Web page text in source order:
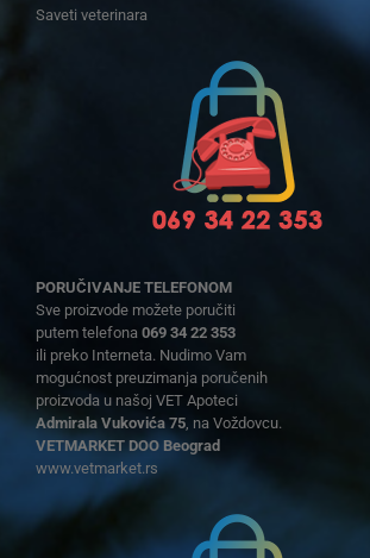
Saveti veterinara
PORUČIVANJE TELEFONOM
Sve proizvode možete poručiti
putem telefona 069 34 22 353
ili preko Interneta. Nudimo Vam
mogućnost preuzimanja poručenih
proizvoda u našoj VET Apoteci
Admirala Vukovića 75, na Voždovcu.
VETMARKET DOO Beograd
www.vetmarket.rs